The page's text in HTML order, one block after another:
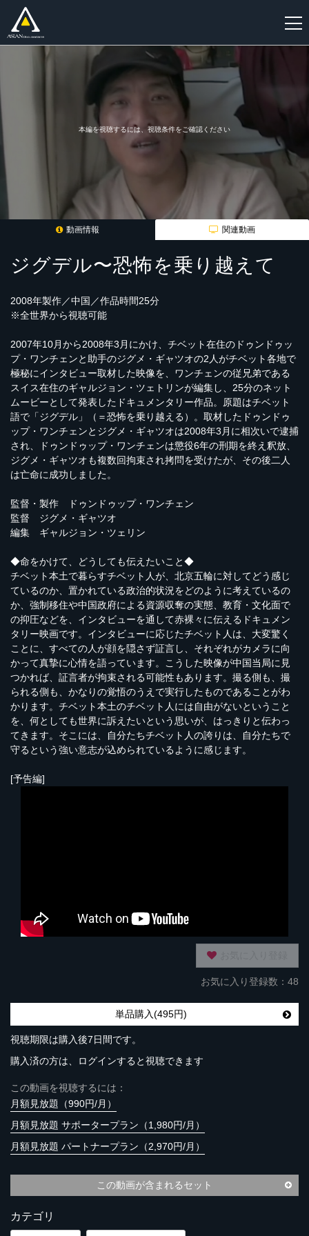
本編を視聴するには、視聴条件をご確認ください
動画情報 関連動画
ジグデル〜恐怖を乗り越えて
2008年製作／中国／作品時間25分
※全世界から視聴可能
2007年10月から2008年3月にかけ、チベット在住のドゥンドゥッ
プ・ワンチェンと助手のジグメ・ギャツオの2人がチベット各地で
極秘にインタビュー取材した映像を、ワンチェンの従兄弟である
スイス在住のギャルジョン・ツェトリンが編集し、25分のネット
ムービーとして発表したドキュメンタリー作品。原題はチベット
語で「ジグデル」（＝恐怖を乗り越える）。取材したドゥンドゥ
ップ・ワンチェンとジグメ・ギャツオは2008年3月に相次いで逮捕
され、ドゥンドゥップ・ワンチェンは懲役6年の刑期を終え釈放、
ジグメ・ギャツオも複数回拘束され拷問を受けたが、その後二人
は亡命に成功しました。
監督・製作 ドゥンドゥップ・ワンチェン
監督 ジグメ・ギャツオ
編集 ギャルジョン・ツェリン
◆命をかけて、どうしても伝えたいこと◆
チベット本土で暮らすチベット人が、北京五輪に対してどう感じ
ているのか、置かれている政治的状況をどのように考えているの
か、強制移住や中国政府による資源収奪の実態、教育・文化面で
の抑圧などを、インタビューを通して赤裸々に伝えるドキュメン
タリー映画です。インタビューに応じたチベット人は、大変驚く
ことに、すべての人が顔を隠さず証言し、それぞれがカメラに向
かって真摯に心情を語っています。こうした映像が中国当局に見
つかれば、証言者が拘束される可能性もあります。撮る側も、撮
られる側も、かなりの覚悟のうえで実行したものであることがわ
かります。チベット本土のチベット人には自由がないということ
を、何としても世界に訴えたいという思いが、はっきりと伝わっ
てきます。そこには、自分たちチベット人の誇りは、自分たちで
守るという強い意志が込められているように感じます。
[予告編]
お気に入り登録数：48
単品購入(495円)
視聴期限は購入後7日間です。
購入済の方は、ログインすると視聴できます
この動画を視聴するには：
月額見放題（990円/月）
月額見放題 サポータープラン（1,980円/月）
月額見放題 パートナープラン（2,970円/月）
この動画が含まれるセット
カテゴリ